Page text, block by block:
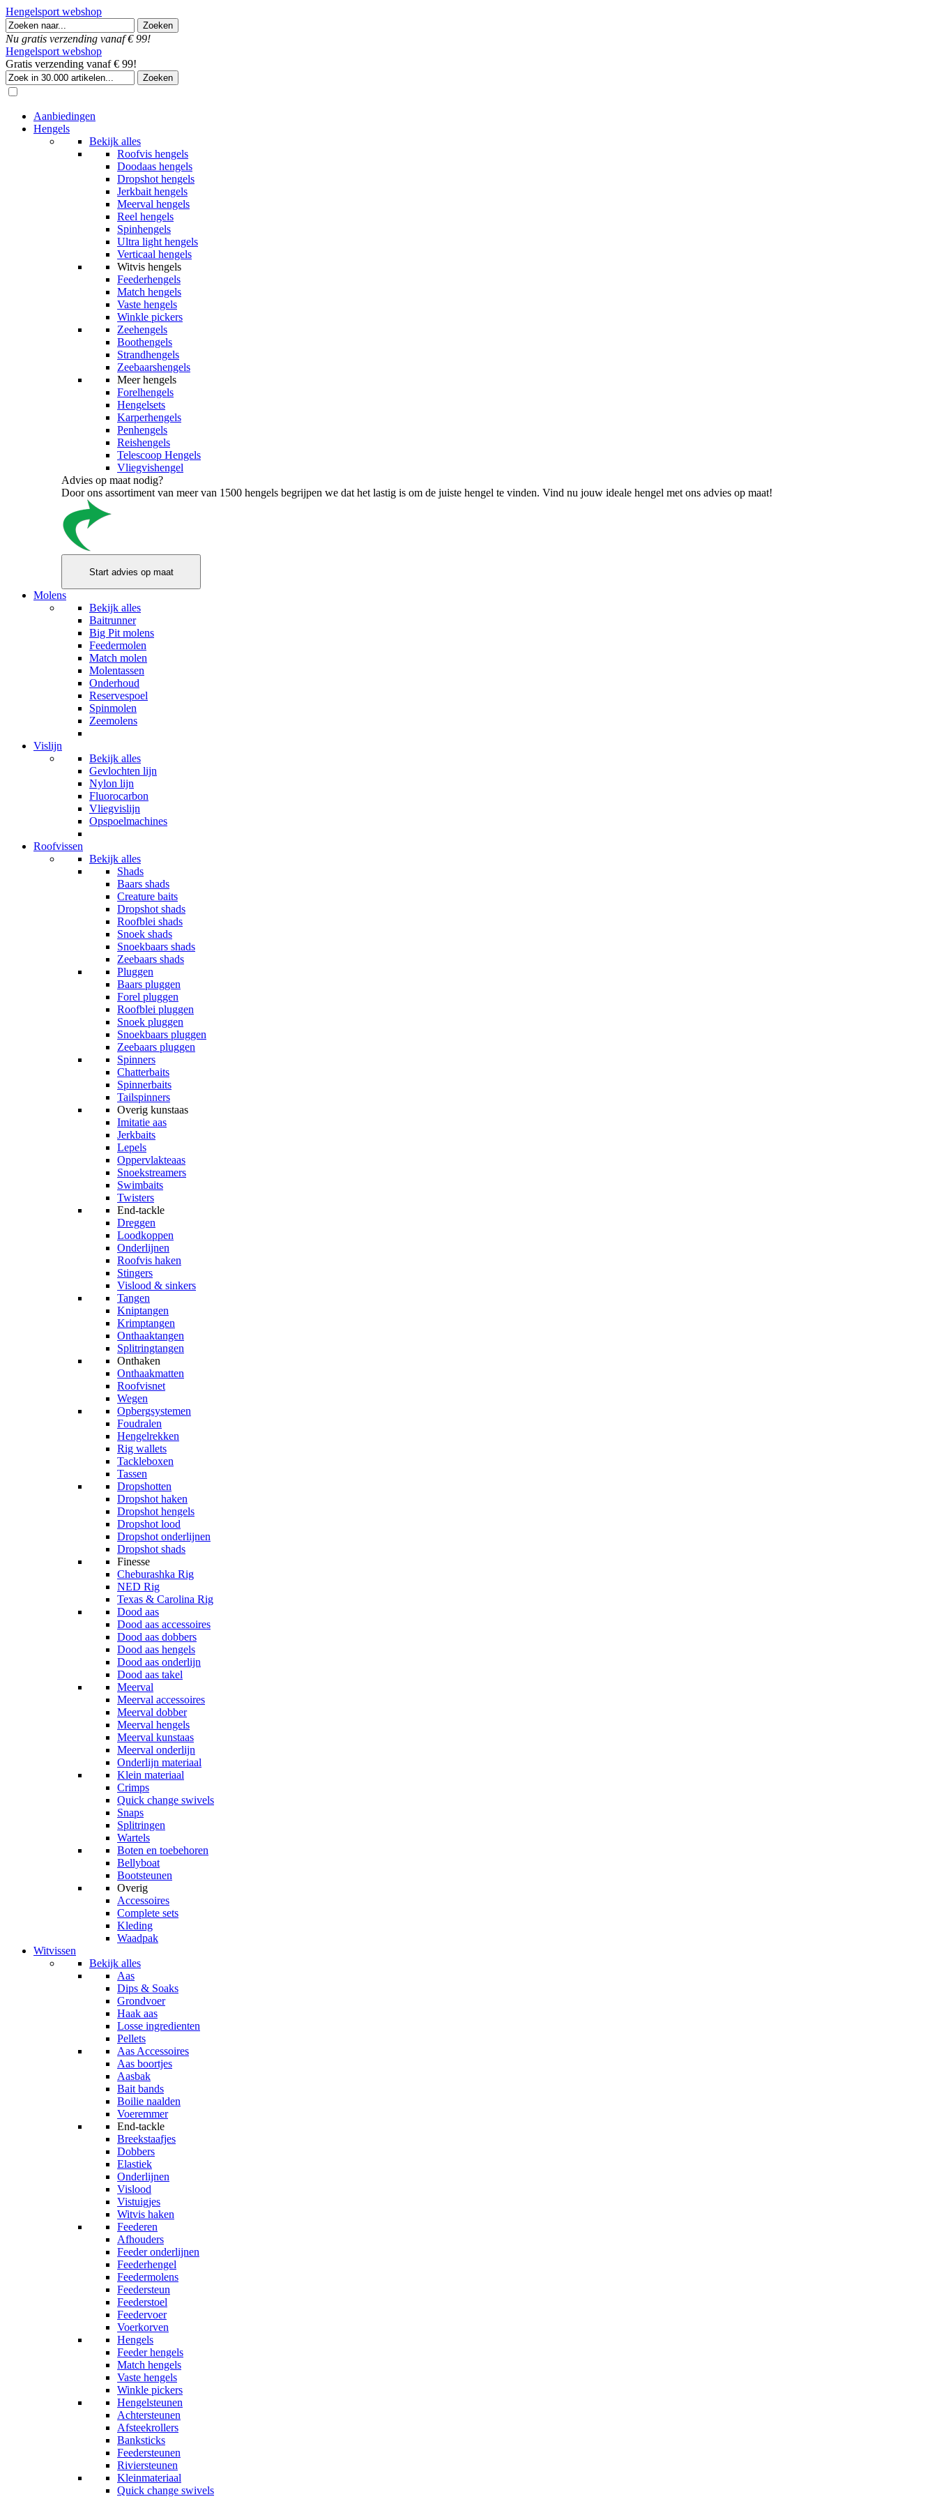
Hengelsport webshop
Nu gratis verzending vanaf € 99!
Hengelsport webshop
Gratis verzending vanaf € 99!
Aanbiedingen
Hengels
Bekijk alles
Roofvis hengels
Doodaas hengels
Dropshot hengels
Jerkbait hengels
Meerval hengels
Reel hengels
Spinhengels
Ultra light hengels
Verticaal hengels
Witvis hengels
Feederhengels
Match hengels
Vaste hengels
Winkle pickers
Zeehengels
Boothengels
Strandhengels
Zeebaarshengels
Meer hengels
Forelhengels
Hengelsets
Karperhengels
Penhengels
Reishengels
Telescoop Hengels
Vliegvishengel
Advies op maat nodig?
Door ons assortiment van meer van 1500 hengels begrijpen we dat het lastig is om de juiste hengel te vinden. Vind nu jouw ideale hengel met ons advies op maat!
Molens
Bekijk alles
Baitrunner
Big Pit molens
Feedermolen
Match molen
Molentassen
Onderhoud
Reservespoel
Spinmolen
Zeemolens
Vislijn
Bekijk alles
Gevlochten lijn
Nylon lijn
Fluorocarbon
Vliegvislijn
Opspoelmachines
Roofvissen
Bekijk alles
Shads
Baars shads
Creature baits
Dropshot shads
Roofblei shads
Snoek shads
Snoekbaars shads
Zeebaars shads
Pluggen
Baars pluggen
Forel pluggen
Roofblei pluggen
Snoek pluggen
Snoekbaars pluggen
Zeebaars pluggen
Spinners
Chatterbaits
Spinnerbaits
Tailspinners
Overig kunstaas
Imitatie aas
Jerkbaits
Lepels
Oppervlakteaas
Snoekstreamers
Swimbaits
Twisters
End-tackle
Dreggen
Loodkoppen
Onderlijnen
Roofvis haken
Stingers
Vislood & sinkers
Tangen
Kniptangen
Krimptangen
Onthaaktangen
Splitringtangen
Onthaken
Onthaakmatten
Roofvisnet
Wegen
Opbergsystemen
Foudralen
Hengelrekken
Rig wallets
Tackleboxen
Tassen
Dropshotten
Dropshot haken
Dropshot hengels
Dropshot lood
Dropshot onderlijnen
Dropshot shads
Finesse
Cheburashka Rig
NED Rig
Texas & Carolina Rig
Dood aas
Dood aas accessoires
Dood aas dobbers
Dood aas hengels
Dood aas onderlijn
Dood aas takel
Meerval
Meerval accessoires
Meerval dobber
Meerval hengels
Meerval kunstaas
Meerval onderlijn
Onderlijn materiaal
Klein materiaal
Crimps
Quick change swivels
Snaps
Splitringen
Wartels
Boten en toebehoren
Bellyboat
Bootsteunen
Overig
Accessoires
Complete sets
Kleding
Waadpak
Witvissen
Bekijk alles
Aas
Dips & Soaks
Grondvoer
Haak aas
Losse ingredienten
Pellets
Aas Accessoires
Aas boortjes
Aasbak
Bait bands
Boilie naalden
Voeremmer
End-tackle
Breekstaafjes
Dobbers
Elastiek
Onderlijnen
Vislood
Vistuigjes
Witvis haken
Feederen
Afhouders
Feeder onderlijnen
Feederhengel
Feedermolens
Feedersteun
Feederstoel
Feedervoer
Voerkorven
Hengels
Feeder hengels
Match hengels
Vaste hengels
Winkle pickers
Hengelsteunen
Achtersteunen
Afsteekrollers
Banksticks
Feedersteunen
Riviersteunen
Kleinmateriaal
Quick change swivels